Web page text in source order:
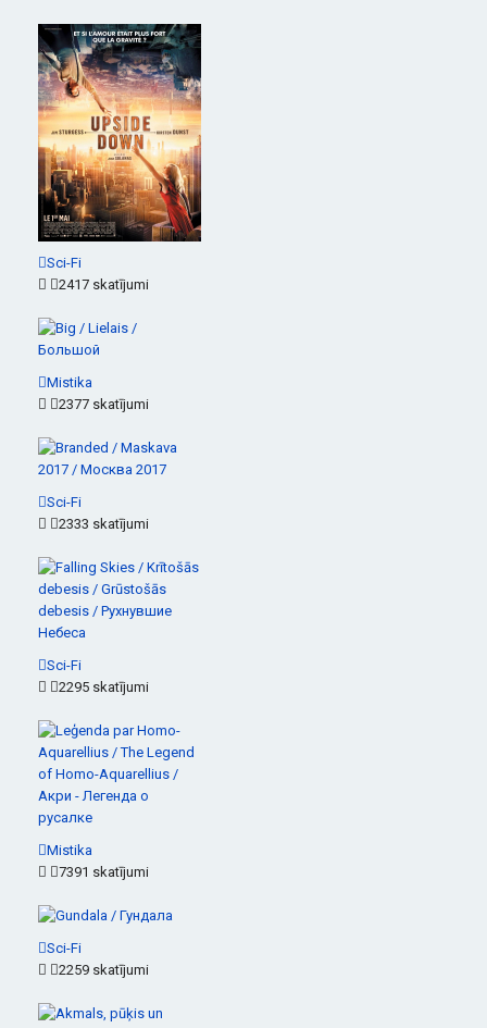
Sci-Fi
2417 skatījumi
Mistika
2377 skatījumi
Sci-Fi
2333 skatījumi
Sci-Fi
2295 skatījumi
Mistika
7391 skatījumi
Sci-Fi
2259 skatījumi